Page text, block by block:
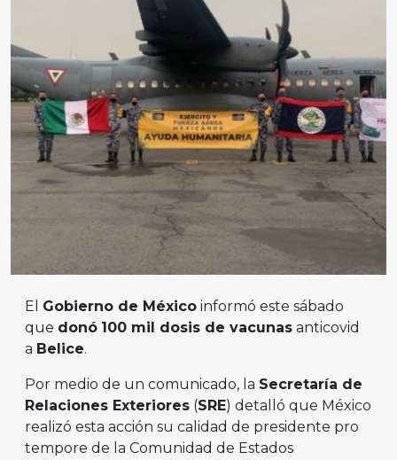
El Gobierno de México informó este sábado
que donó 100 mil dosis de vacunas anticovid
a Belice.
Por medio de un comunicado, la Secretaría de
Relaciones Exteriores (SRE) detalló que México
realizó esta acción su calidad de presidente pro
tempore de la Comunidad de Estados